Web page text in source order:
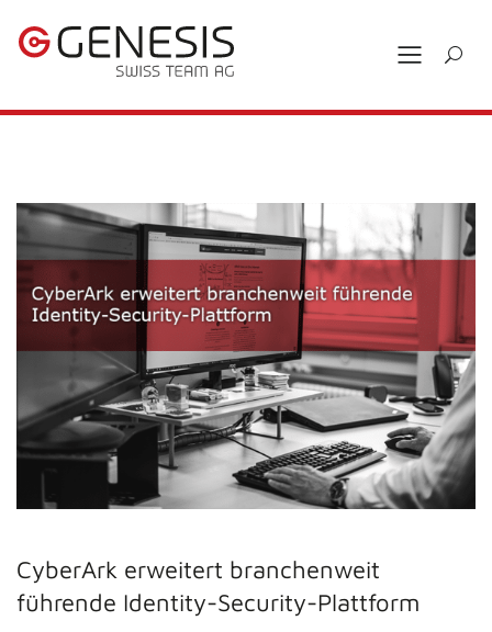
CyberArk erweitert branchenweit
führende Identity-Security-Plattform